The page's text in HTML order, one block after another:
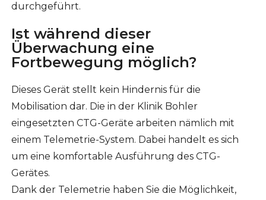
durchgeführt.
Ist während dieser
Überwachung eine
Fortbewegung möglich?
Dieses Gerät stellt kein Hindernis für die
Mobilisation dar. Die in der Klinik Bohler
eingesetzten CTG-Geräte arbeiten nämlich mit
einem Telemetrie-System. Dabei handelt es sich
um eine komfortable Ausführung des CTG-
Gerätes.
Dank der Telemetrie haben Sie die Möglichkeit,